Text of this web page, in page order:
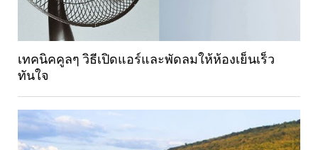
เทคนิคคูลๆ วิธีเปิดแอร์และพัดลมให้ห้องเย็นเร็ว
ทันใจ